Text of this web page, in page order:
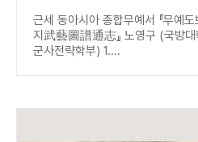
근세 동아시아 종합무예서 『무예도
지武藝圖譜通志』 노영구 (국방대
군사전략학부) 1....